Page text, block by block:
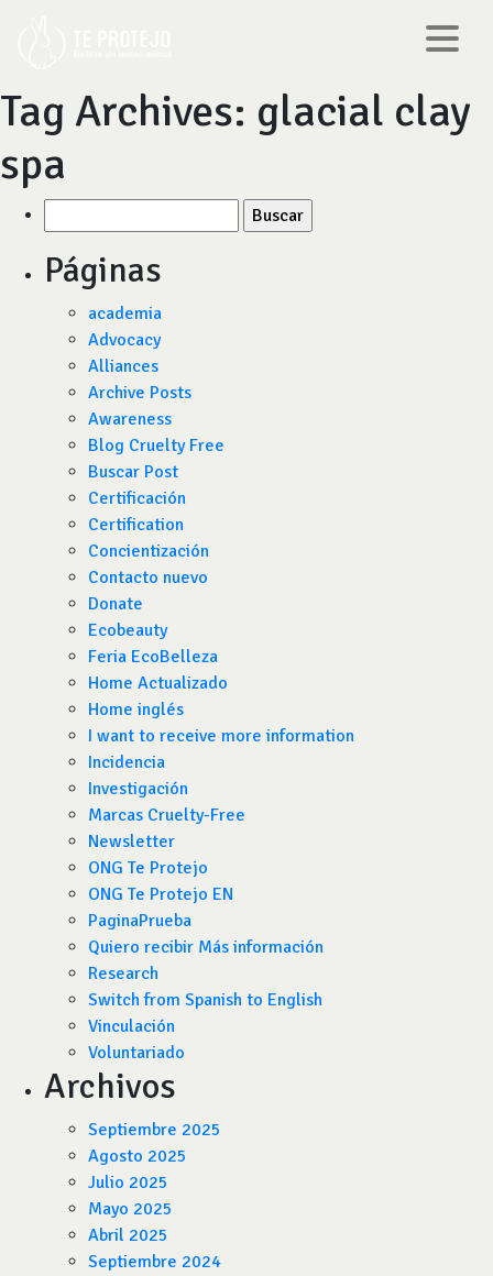
Tag Archives: glacial clay
spa
por:
Páginas
academia
Advocacy
Alliances
Archive Posts
Awareness
Blog Cruelty Free
Buscar Post
Certificación
Certification
Concientización
Contacto nuevo
Donate
Ecobeauty
Feria EcoBelleza
Home Actualizado
Home inglés
I want to receive more information
Incidencia
Investigación
Marcas Cruelty-Free
Newsletter
ONG Te Protejo
ONG Te Protejo EN
PaginaPrueba
Quiero recibir Más información
Research
Switch from Spanish to English
Vinculación
Voluntariado
Archivos
Septiembre 2025
Agosto 2025
Julio 2025
Mayo 2025
Abril 2025
Septiembre 2024